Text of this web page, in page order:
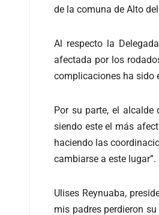
de la comuna de Alto
Al respecto la
afectada por los
complicaciones ha sido
Por su parte, el alcalde
siendo este el más
haciendo las
cambiarse a este lugar”.
Ulises Reynuaba,
mis padres perdieron